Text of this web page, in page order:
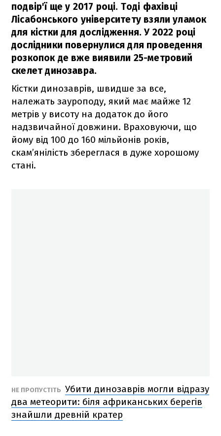
подвір'ї ще у 2017 році. Тоді фахівці
Лісабонського університету взяли уламок
для кістки для дослідження. У 2022 році
дослідники повернулися для проведення
розкопок де вже виявили 25-метровий
скелет динозавра.
Кістки динозаврів, швидше за все,
належать зауроподу, який має майже 12
метрів у висоту на додаток до його
надзвичайної довжини. Враховуючи, що
йому від 100 до 160 мільйонів років,
скам’янілість збереглася в дуже хорошому
стані.
НЕ ПРОПУСТІТЬ Убити динозаврів могли відразу
два метеорити: біля африканських берегів
знайшли древній кратер